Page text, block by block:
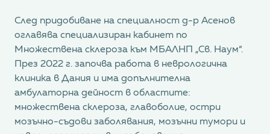
След придобиване на специалност д-р Асенов
оглавява специализиран кабинет по
Множествена склероза към МБАЛНП „Св. Наум“.
През 2022 г. започва работа в неврологична
клиника в Дания и има допълнителна
амбулаторна дейност в областите:
множествена склероза, главоболие, остри
мозъчно-съдови заболявания, мозъчни тумори и